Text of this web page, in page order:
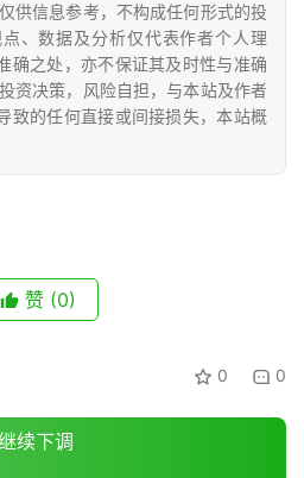
供信息参考，不构成任何形式的投
、数据及分析仅代表作者个人理
确之处，亦不保证其及时性与准确
资决策，风险自担，与本站及作者
致的任何直接或间接损失，本站概
赞 (0)
0 0
续下调